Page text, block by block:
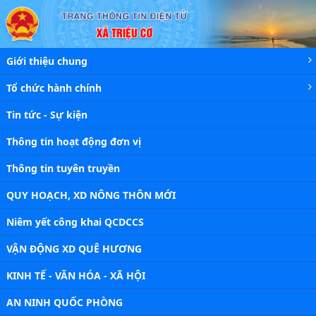
Chi tiết tin - Xã Triệu Cơ
Giới thiệu chung
Tổ chức hành chính
Tin tức - Sự kiện
Thông tin hoạt động đơn vị
Thông tin tuyên truyền
QUY HOẠCH, XD NÔNG THÔN MỚI
Niêm yết công khai QCDCCS
VẬN ĐỘNG XD QUÊ HƯƠNG
KINH TẾ - VĂN HÓA - XÃ HỘI
AN NINH QUỐC PHÒNG